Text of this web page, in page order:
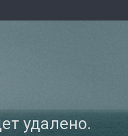
удалено.